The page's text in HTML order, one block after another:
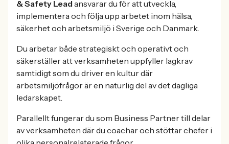
& Safety Lead ansvarar du för att utveckla,
implementera och följa upp arbetet inom hälsa,
säkerhet och arbetsmiljö i Sverige och Danmark.
Du arbetar både strategiskt och operativt och
säkerställer att verksamheten uppfyller lagkrav
samtidigt som du driver en kultur där
arbetsmiljöfrågor är en naturlig del av det dagliga
ledarskapet.
Parallellt fungerar du som Business Partner till delar
av verksamheten där du coachar och stöttar chefer i